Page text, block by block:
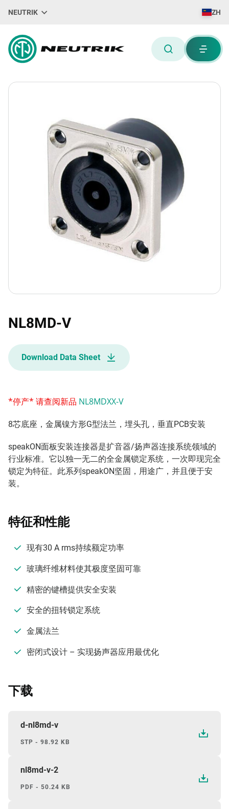
NEUTRIK ZH
NL8MD-V
Download Data Sheet
*停产* 请查阅新品 NL8MDXX-V
​8芯底座，金属镍方形G型法兰，埋头孔，垂直PCB安装
speakON面板安装连接器是扩音器/扬声器连接系统领域的
行业标准。它以独一无二的全金属锁定系统，一次即现完全
锁定为特征。此系列speakON坚固，用途广，并且便于安
装。
特征和性能
现有30 A rms持续额定功率
玻璃纤维材料使其极度坚固可靠
精密的键槽提供安全安装
安全的扭转锁定系统
金属法兰
密闭式设计 – 实现扬声器应用最优化
下载
d-nl8md-v
STP - 98.92 KB
nl8md-v-2
PDF - 50.24 KB